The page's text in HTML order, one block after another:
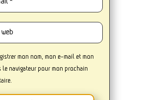
mon nom, mon e-mail et mon
le navigateur pour mon prochain